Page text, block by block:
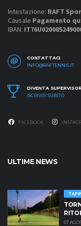
Intestazione: RAFT
Causale Pagamento
IBAN:
CONTATTACI
INFO@RAFTENNIS.IT
DIVENTA
ISCRIVITI SUBITO
FACEBOOK
ULTIME NEWS
07